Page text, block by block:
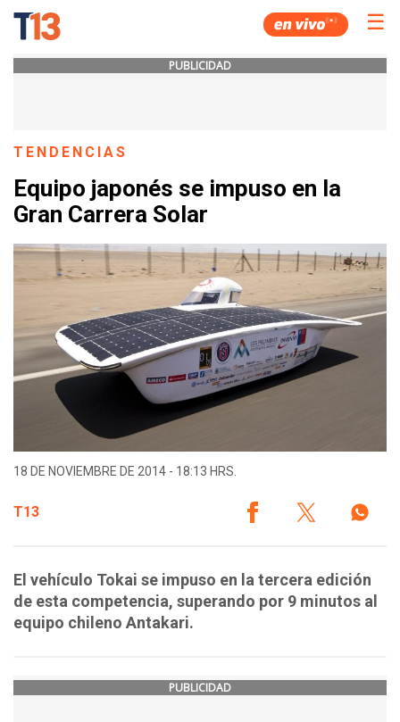
☰
PUBLICIDAD
TENDENCIAS
Equipo japonés se impuso en la
Gran Carrera Solar
18 DE NOVIEMBRE DE 2014 - 18:13 HRS.
T13
El vehículo Tokai se impuso en la tercera edición
de esta competencia, superando por 9 minutos al
equipo chileno Antakari.
PUBLICIDAD